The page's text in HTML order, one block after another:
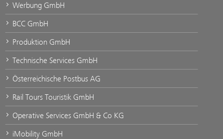
Werbung GmbH
BCC GmbH
Produktion GmbH
Technische Services GmbH
Österreichische Postbus AG
Rail Tours Touristik GmbH
Operative Services GmbH & Co KG
iMobility GmbH